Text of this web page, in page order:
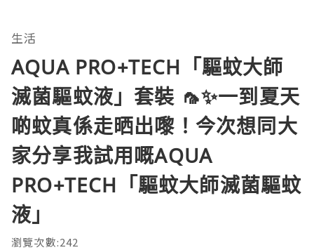
生活
AQUA PRO+TECH「驅蚊大師
滅菌驅蚊液」套裝 🦟✨一到夏天
啲蚊真係走晒出嚟！今次想同大
家分享我試用嘅AQUA
PRO+TECH「驅蚊大師滅菌驅蚊
液」
瀏覽次數:242